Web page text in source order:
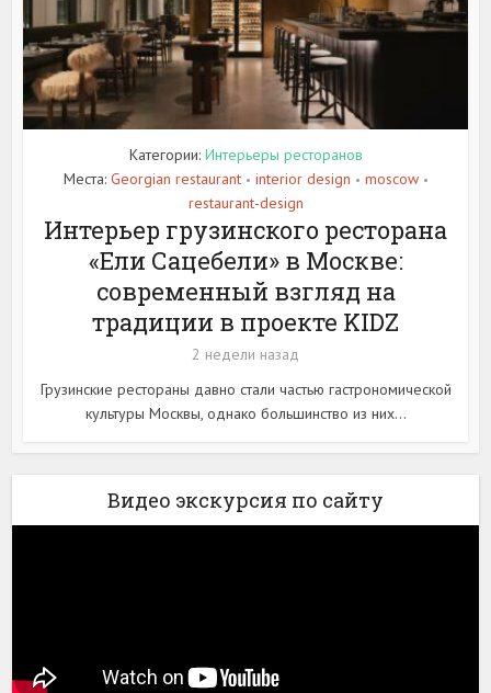
Категории: Интерьеры ресторанов
Места: Georgian restaurant • interior design • moscow •
restaurant-design
Интерьер грузинского ресторана
«Ели Сацебели» в Москве:
современный взгляд на
традиции в проекте KIDZ
2 недели назад
Грузинские рестораны давно стали частью гастрономической
культуры Москвы, однако большинство из них...
Видео экскурсия по сайту